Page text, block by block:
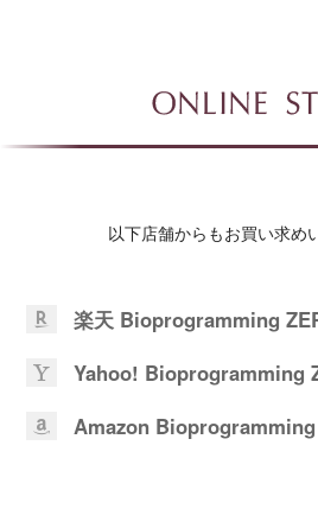
以下店舗からもお買い求め
楽天 Bioprogramming
Yahoo! Bioprogramming
Amazon Bioprogramming